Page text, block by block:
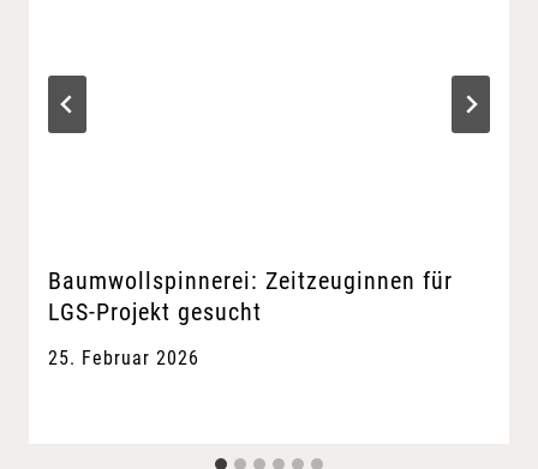
Baumwollspinnerei: Zeitzeuginnen für
LGS-Projekt gesucht
25. Februar 2026